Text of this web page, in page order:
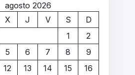
agosto 2026
X J V S
D
1
2
5 6 7 8
9
12 13 14 15
16